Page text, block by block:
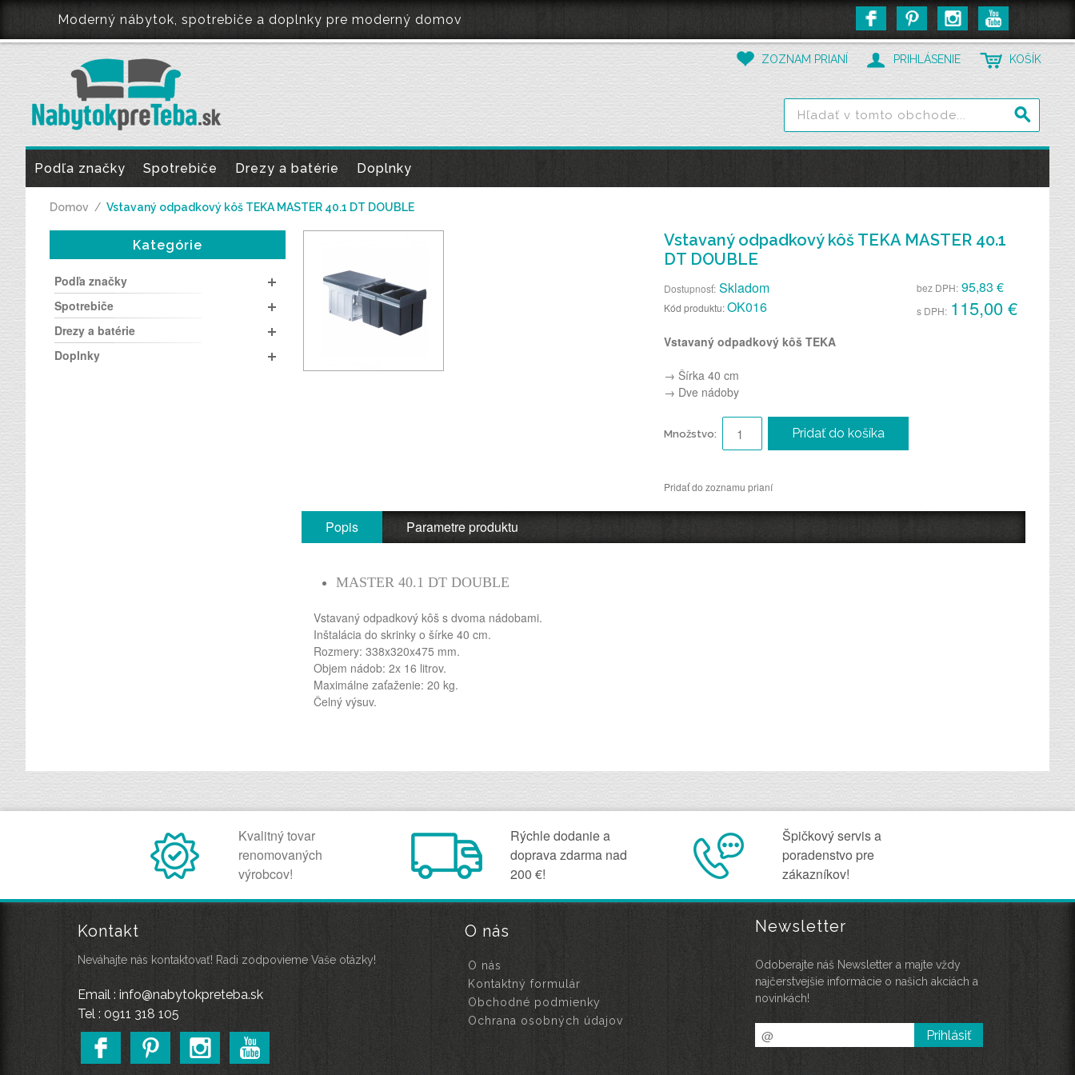
Moderný nábytok, spotrebiče a doplnky pre moderný domov
PRIHLÁSENIE
ZOZNAM PRIANÍ KOŠÍK
Podľa značky Spotrebiče Drezy a batérie Doplnky
Domov / Vstavaný odpadkový kôš TEKA MASTER 40.1 DT DOUBLE
Vstavaný odpadkový kôš TEKA MASTER 40.1
DT DOUBLE
Dostupnosť: Skladom
Kód produktu:OK016
bez DPH: 95,83 €
s DPH: 115,00 €
Vstavaný odpadkový kôš TEKA
→ Šírka 40 cm
→ Dve nádoby
Množstvo: Pridať do košíka
Pridať do zoznamu prianí
Popis Parametre produktu
MASTER 40.1 DT DOUBLE
Vstavaný odpadkový kôš s dvoma nádobami.
Inštalácia do skrinky o šírke 40 cm.
Rozmery: 338x320x475 mm.
Objem nádob: 2x 16 litrov.
Maximálne zaťaženie: 20 kg.
Čelný výsuv.
Kategórie
Podľa značky
Spotrebiče
Drezy a batérie
Doplnky
Kvalitný tovar
renomovaných
výrobcov!
Rýchle dodanie a
doprava zdarma nad
200 €!
Špičkový servis a
poradenstvo pre
zákazníkov!
Newsletter
Odoberajte náš Newsletter a majte vždy
najčerstvejšie informácie o našich akciách a
novinkách!
Prihlásiť
O nás
O nás
Kontaktný formulár
Obchodné podmienky
Ochrana osobných údajov
Kontakt
Neváhajte nás kontaktovať! Radi zodpovieme Vaše otázky!
Email : info@nabytokpreteba.sk
Tel : 0911 318 105